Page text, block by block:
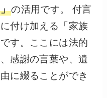
の活用です。 付言
付け加える「家族
す。ここには法的
感謝の言葉や、遺
に綴ることができ